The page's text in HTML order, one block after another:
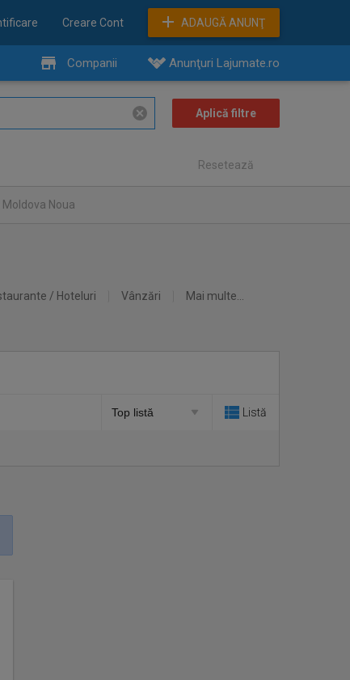
Creare Cont ADAUGĂ ANUNŢ
Companii Anunţuri Lajumate.ro
Resetează
Noua
/ Hoteluri Vânzări Mai multe...
Listă